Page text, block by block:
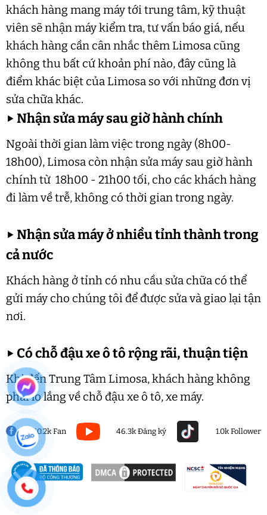
khách hàng mang máy tới trung tâm, kỹ thuật
viên sẽ nhận máy kiểm tra, tư vấn báo giá, nếu
khách hàng cần cân nhắc thêm Limosa cũng
không thu bất cứ khoản phí nào, đây cũng là
điểm khác biệt của Limosa so với những đơn vị
sửa chữa khác.
▶Nhận sửa máy sau giờ hành chính
Ngoài thời gian làm việc trong ngày (8h00-
18h00), Limosa còn nhận sửa máy sau giờ hành
chính từ 18h00 - 21h00 tối, cho các khách hàng
đi làm về trễ, không có thời gian trong ngày.
▶Nhận sửa máy ở nhiều tỉnh thành trong
cả nước
Khách hàng ở tỉnh có nhu cầu sửa chữa có thể
gửi máy cho chúng tôi để được sửa và giao lại tận
nơi.
▶ Có chỗ đậu xe ô tô rộng rãi, thuận tiện
Khi đến Trung Tâm Limosa, khách hàng không
phải lo lắng về chỗ đậu xe ô tô, xe máy.
50.2k Fan 46.3k Đăng ký 1.0k Follower